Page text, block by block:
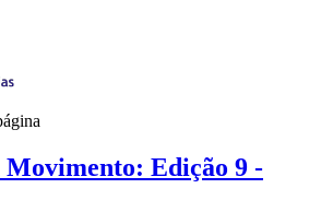
Edição 9 -